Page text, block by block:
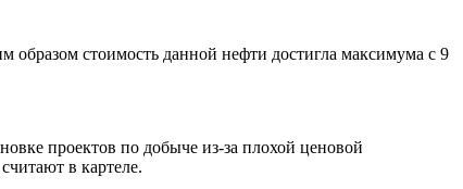
образом стоимость данной нефти достигла максимума с 9
проектов по добыче из-за плохой ценовой
считают в картеле.